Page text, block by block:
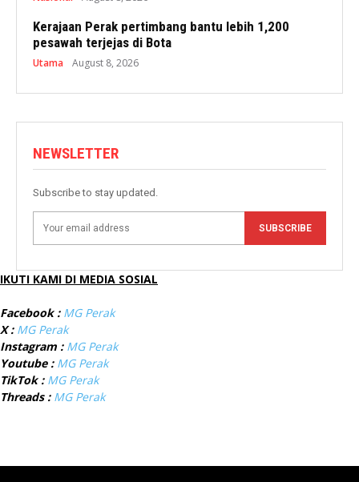
Kerajaan Perak pertimbang bantu lebih 1,200
pesawah terjejas di Bota
Utama August 8, 2026
NEWSLETTER
Subscribe to stay updated.
SUBSCRIBE
IKUTI KAMI DI MEDIA SOSIAL
Facebook : MG Perak
X : MG Perak
Instagram : MG Perak
Youtube : MG Perak
TikTok : MG Perak
Threads : MG Perak